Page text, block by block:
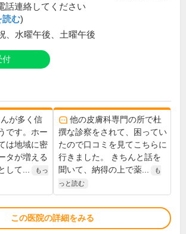
話連絡してください
読む)
、水曜午後、土曜午後
付
が多く信
です。ホー
は地域に密
タが増える
して...
もっ
他の皮膚科専門の所で杜
撰な診察をされて、困ってい
たので口コミを見てこちらに
行きました。 きちんと話を
聞いて、納得の上で薬...
も
っと読む
この医院の詳細をみる